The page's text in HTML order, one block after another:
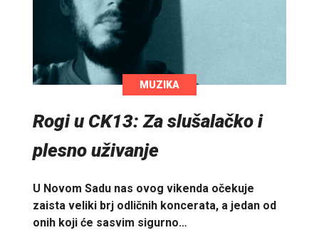
MUZIKA
Rogi u CK13: Za slušalačko i
plesno uživanje
U Novom Sadu nas ovog vikenda očekuje
zaista veliki brj odličnih koncerata, a jedan od
onih koji će sasvim sigurno…